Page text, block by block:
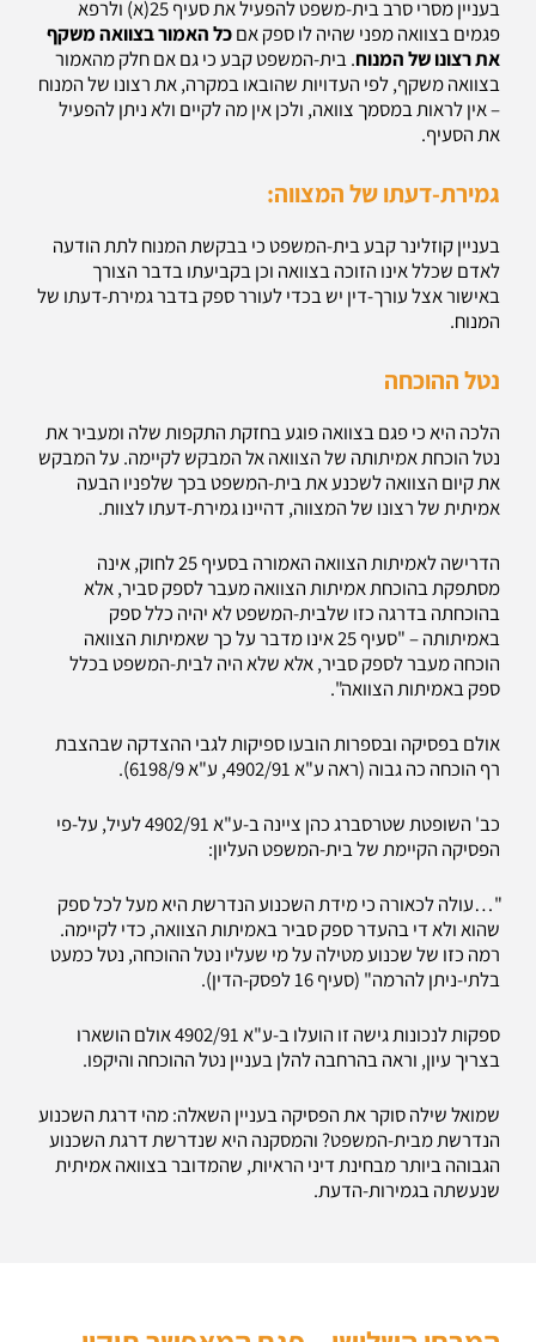
בעניין מסרי סרב בית-משפט להפעיל את סעיף 25(א) ולרפא
פגמים בצוואה מפני שהיה לו ספק אםכל האמור בצוואה משקף
את רצונו של המנוח. בית-המשפט קבע כי גם אם חלק מהאמור
בצוואה משקף, לפי העדויות שהובאו במקרה, את רצונו של המנוח
– אין לראות במסמך צוואה, ולכן אין מה לקיים ולא ניתן להפעיל
את הסעיף.
גמירת-דעתו של המצווה:
בעניין קוזלינר קבע בית-המשפט כי בבקשת המנוח לתת הודעה
לאדם שכלל אינו הזוכה בצוואה וכן בקביעתו בדבר הצורך
באישור אצל עורך-דין יש בכדי לעורר ספק בדבר גמירת-דעתו של
המנוח.
נטל ההוכחה
הלכה היא כי פגם בצוואה פוגע בחזקת התקפות שלה ומעביר את
נטל הוכחת אמיתותה של הצוואה אל המבקש לקיימה. על המבקש
את קיום הצוואה לשכנע את בית-המשפט בכך שלפניו הבעה
אמיתית של רצונו של המצווה, דהיינו גמירת-דעתו לצוות.
הדרישה לאמיתות הצוואה האמורה בסעיף 25 לחוק, אינה
מסתפקת בהוכחת אמיתות הצוואה מעבר לספק סביר, אלא
בהוכחתה בדרגה כזו שלבית-המשפט לא יהיה כלל ספק
באמיתותה – "סעיף 25 אינו מדבר על כך שאמיתות הצוואה
הוכחה מעבר לספק סביר, אלא שלא היה לבית-המשפט בכלל
ספק באמיתות הצוואה".
אולם בפסיקה ובספרות הובעו ספיקות לגבי ההצדקה שבהצבת
רף הוכחה כה גבוה (ראה ע"א 4902/91, ע"א 6198/9).
כב' השופטת שטרסברג כהן ציינה ב-ע"א 4902/91 לעיל, על-פי
הפסיקה הקיימת של בית-המשפט העליון:
"…עולה לכאורה כי מידת השכנוע הנדרשת היא מעל לכל ספק
שהוא ולא די בהעדר ספק סביר באמיתות הצוואה, כדי לקיימה.
רמה כזו של שכנוע מטילה על מי שעליו נטל ההוכחה, נטל כמעט
בלתי-ניתן להרמה" (סעיף 16 לפסק-הדין).
ספקות לנכונות גישה זו הועלו ב-ע"א 4902/91 אולם הושארו
בצריך עיון, וראה בהרחבה להלן בעניין נטל ההוכחה והיקפו.
שמואל שילה סוקר את הפסיקה בעניין השאלה: מהי דרגת השכנוע
הנדרשת מבית-המשפט? והמסקנה היא שנדרשת דרגת השכנוע
הגבוהה ביותר מבחינת דיני הראיות, שהמדובר בצוואה אמיתית
שנעשתה בגמירות-הדעת.